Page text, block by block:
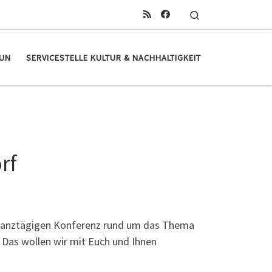
SERVICESTELLE KULTUR & NACHHALTIGKEIT
Konferenz rund um das Thema
wollen wir mit Euch und Ihnen